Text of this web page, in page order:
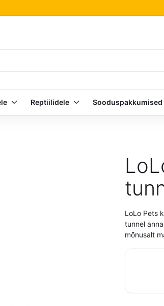
Reptiilidele Sooduspakkumised
LoLo Pets
tunnel
mõnusalt